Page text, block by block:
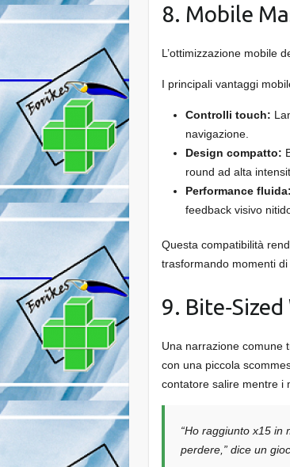
8. Mobile
L’ottimizzazione mobile
I principali vantaggi
Controlli touch:
navigazione.
Design compatto:
round ad alta
Performance fluida:
feedback visivo
Questa compatibilità
trasformando momenti
9.
Una narrazione comune
con una piccola
contatore salire mentre i
“Ho raggiunto x15 in
perdere,” dice un